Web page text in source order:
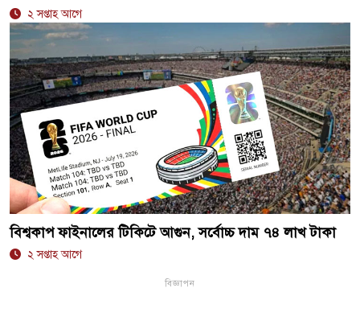
২ সপ্তাহ আগে
বিশ্বকাপ ফাইনালের টিকিটে আগুন, সর্বোচ্চ দাম ৭৪ লাখ টাকা
২ সপ্তাহ আগে
বিজ্ঞাপন